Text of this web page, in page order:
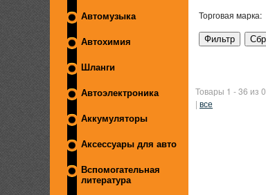
Автомузыка
Автохимия
Шланги
Автоэлектроника
Аккумуляторы
Аксессуары для авто
Вспомогательная
литература
Торговая марка:
Товары 1 - 36 из 0
| все